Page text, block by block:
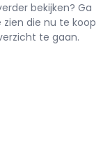
bekijken? Ga
die nu te koop
te gaan.